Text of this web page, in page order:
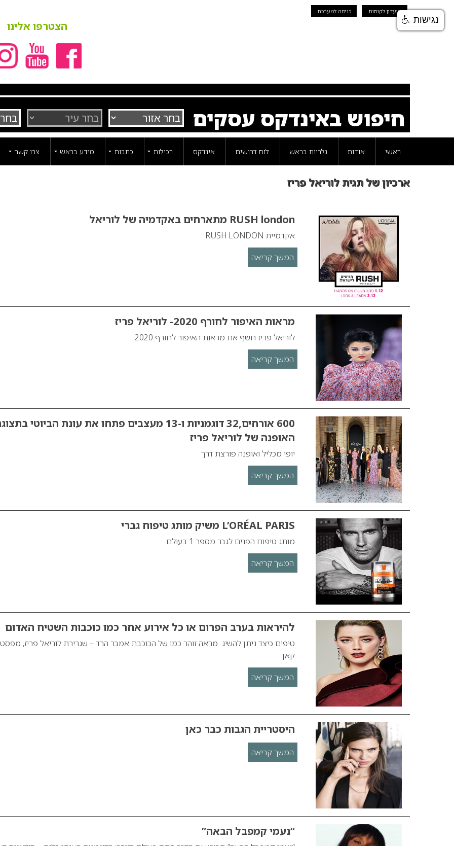
מועדון לקוחות כניסה למערכת
הצטרפו אלינו
חיפוש באינדקס עסקים
ראשי אודות גלריות בראש לוח דרושים אינדקס רכילות כתבות מידע בראש צרו קשר
ארכיון של תגית לוריאל פריז
RUSH london מתארחים באקדמיה של לוריאל
אקדמיית RUSH LONDON
המשך קריאה
מראות האיפור לחורף 2020- לוריאל פריז
לוריאל פריז חשף את מראות האיפור לחורף 2020
המשך קריאה
600 אורחים,32 דוגמניות ו-13 מעצבים פתחו את עונת הביוטי
האופנה של לוריאל פריז
יופי מכליל ואופנה פורצת דרך
המשך קריאה
L’ORÉAL PARIS משיק מותג טיפוח גברי
מותג טיפוח הפנים לגבר מספר 1 בעולם
המשך קריאה
להיראות בערב הפרום או כל אירוע אחר כמו כוכבות השטיח האדום
טיפים כיצד ניתן להשיג מראה זוהר כמו של הכוכבת אמבר הרד – שגרירת לוריאל פריז,
קאן
המשך קריאה
היסטריית הגבות כבר כאן
המשך קריאה
“נעמי קמפבל הבאה”
נגישות